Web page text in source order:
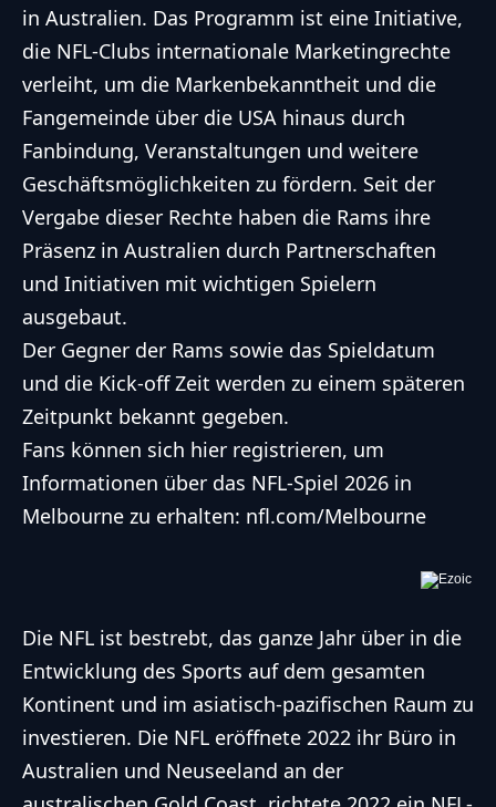
in Australien. Das Programm ist eine Initiative,
die NFL-Clubs internationale Marketingrechte
verleiht, um die Markenbekanntheit und die
Fangemeinde über die USA hinaus durch
Fanbindung, Veranstaltungen und weitere
Geschäftsmöglichkeiten zu fördern. Seit der
Vergabe dieser Rechte haben die Rams ihre
Präsenz in Australien durch Partnerschaften
und Initiativen mit wichtigen Spielern
ausgebaut.
Der Gegner der Rams sowie das Spieldatum
und die Kick-off Zeit werden zu einem späteren
Zeitpunkt bekannt gegeben.
Fans können sich hier registrieren, um
Informationen über das NFL-Spiel 2026 in
Melbourne zu erhalten: nfl.com/Melbourne
Die NFL ist bestrebt, das ganze Jahr über in die
Entwicklung des Sports auf dem gesamten
Kontinent und im asiatisch-pazifischen Raum zu
investieren. Die NFL eröffnete 2022 ihr Büro in
Australien und Neuseeland an der